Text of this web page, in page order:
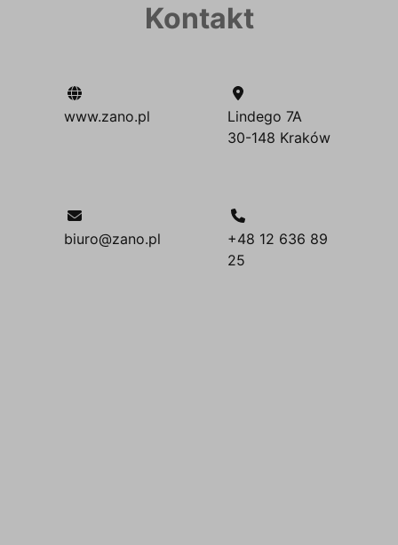
Kontakt
www.zano.pl
Lindego 7A
30-148 Kraków
biuro@zano.pl
+48 12 636 89
25